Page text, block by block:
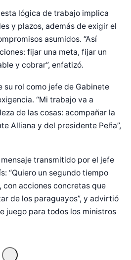
lógica de trabajo implica
y plazos, además de exigir el
asumidos. “Así
fijar una meta, fijar un
y cobrar”, enfatizó.
su rol como jefe de Gabinete
“Mi trabajo va a
de las cosas: acompañar la
Alliana y del presidente Peña”,
transmitido por el jefe
“Quiero un segundo tiempo
acciones concretas que
de los paraguayos”, y advirtió
juego para todos los ministros
Diseñado por Shiro